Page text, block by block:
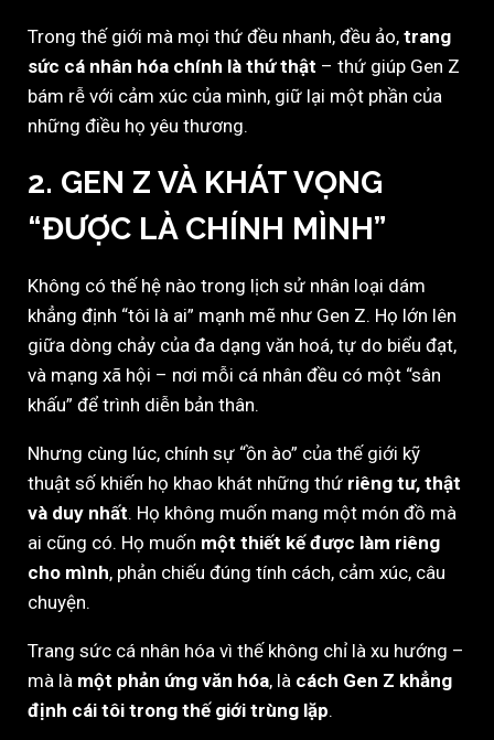
Trong thế giới mà mọi thứ đều nhanh, đều ảo, trang
sức cá nhân hóa chính là thứ thật – thứ giúp Gen Z
bám rễ với cảm xúc của mình, giữ lại một phần của
những điều họ yêu thương.
2. GEN Z VÀ KHÁT VỌNG
“ĐƯỢC LÀ CHÍNH MÌNH”
Không có thế hệ nào trong lịch sử nhân loại dám
khẳng định “tôi là ai” mạnh mẽ như Gen Z. Họ lớn lên
giữa dòng chảy của đa dạng văn hoá, tự do biểu đạt,
và mạng xã hội – nơi mỗi cá nhân đều có một “sân
khấu” để trình diễn bản thân.
Nhưng cùng lúc, chính sự “ồn ào” của thế giới kỹ
thuật số khiến họ khao khát những thứ riêng tư, thật
và duy nhất. Họ không muốn mang một món đồ mà
ai cũng có. Họ muốn một thiết kế được làm riêng
cho mình, phản chiếu đúng tính cách, cảm xúc, câu
chuyện.
Trang sức cá nhân hóa vì thế không chỉ là xu hướng –
mà là một phản ứng văn hóa, là cách Gen Z khẳng
định cái tôi trong thế giới trùng lặp.